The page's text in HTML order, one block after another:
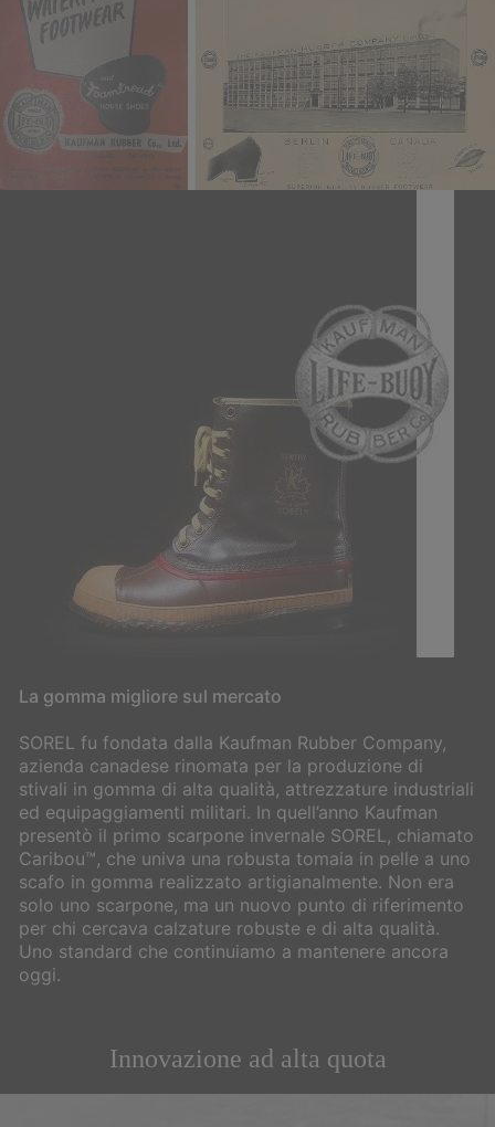
La gomma migliore sul mercato
SOREL fu fondata dalla Kaufman Rubber Company,
azienda canadese rinomata per la produzione di
stivali in gomma di alta qualità, attrezzature industriali
ed equipaggiamenti militari. In quell’anno Kaufman
presentò il primo scarpone invernale SOREL, chiamato
Caribou™, che univa una robusta tomaia in pelle a uno
scafo in gomma realizzato artigianalmente. Non era
solo uno scarpone, ma un nuovo punto di riferimento
per chi cercava calzature robuste e di alta qualità.
Uno standard che continuiamo a mantenere ancora
oggi.
Innovazione ad alta quota